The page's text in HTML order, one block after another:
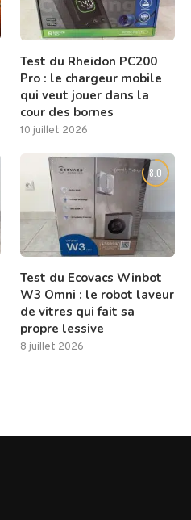
Test du Rheidon PC200
Pro : le chargeur mobile
qui veut jouer dans la
cour des bornes
10 juillet 2026
8.0
Test du Ecovacs Winbot
W3 Omni : le robot laveur
de vitres qui fait sa
propre lessive
8 juillet 2026